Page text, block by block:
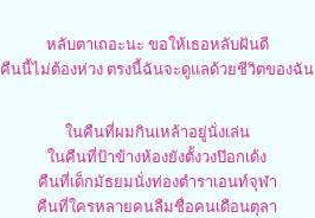
หลับตาเถอะนะ ขอให้เธอหลับฝันดี
คืนนี้ไม่ต้องห่วง ตรงนี้ฉันจะดูแลด้วยชีวิตของฉัน
ในคืนที่ผมกินเหล้าอยู่นั่งเล่น
ในคืนที่ป้าข้างห้องยังตั้งวงป๊อกเด้ง
คืนที่เด็กมัธยมนั่งท่องตำราเอนท์จุฬา
คืนที่ใครหลายคนลืมชื่อคนเดือนตุลา